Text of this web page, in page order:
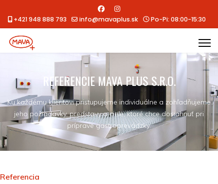
+421 948 888 793 info@mavaplus.sk Po-Pi: 08:00-15:30
REFERENCIE MAVA PLUS S.R.O.
Ku každému klientovi pristupujeme individuálne a zohľadňujeme
jeho požiadavky, predstavy a ciele, ktoré chce dosiahnuť pri
príprave gastroprevádzky.
Referencia